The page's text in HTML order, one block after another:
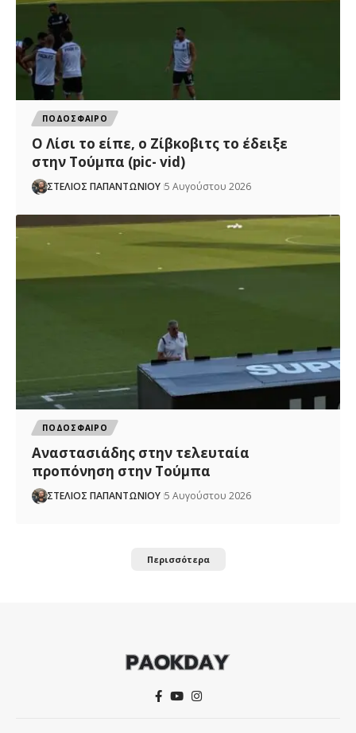
ΠΟΔΟΣΦΑΙΡΟ
Ο Λίσι το είπε, ο Ζίβκοβιτς το έδειξε
στην Τούμπα (pic- vid)
ΣΤΕΛΙΟΣ ΠΑΠΑΝΤΩΝΙΟΥ 5 Αυγούστου 2026
ΠΟΔΟΣΦΑΙΡΟ
Αναστασιάδης στην τελευταία
προπόνηση στην Τούμπα
ΣΤΕΛΙΟΣ ΠΑΠΑΝΤΩΝΙΟΥ 5 Αυγούστου 2026
Περισσότερα